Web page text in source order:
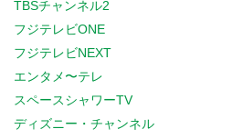
TBSチャンネル2
フジテレビONE
フジテレビNEXT
エンタメ〜テレ
スペースシャワーTV
ディズニー・チャンネル